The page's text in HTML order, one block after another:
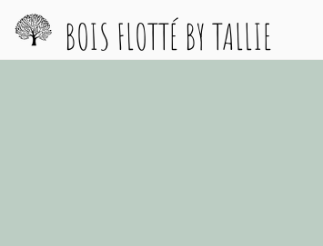
BOIS FLOTTÉ BY TALLIE